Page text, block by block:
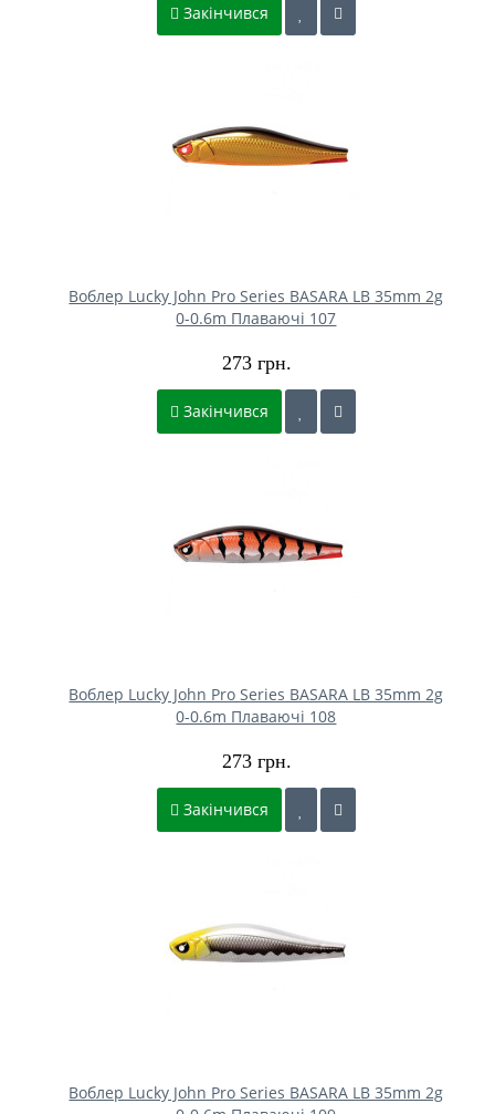
Закінчився
Воблер Lucky John Pro Series BASARA LB 35mm 2g
0-0.6m Плаваючі 107
273 грн.
Закінчився
Воблер Lucky John Pro Series BASARA LB 35mm 2g
0-0.6m Плаваючі 108
273 грн.
Закінчився
Воблер Lucky John Pro Series BASARA LB 35mm 2g